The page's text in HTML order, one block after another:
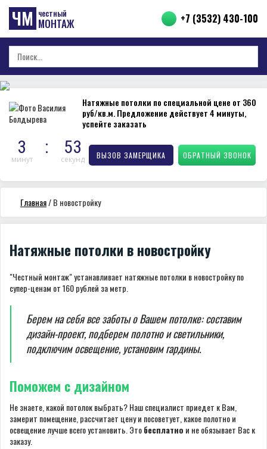
ЧМ честный
МОНТАЖ +7 (3532) 430-100
Натяжные потолки по специальной цене от 360
руб/кв.м.Предложение действует 4 минуты,
успейте заказать
3
минут
: 52
секунд ВЫЗОВ ЗАМЕРЩИКА ОБРАТНЫЙ ЗВОНОК
Главная/В новостройку
Натяжные потолки в новостройку
"Честный монтаж" устанавливает натяжные потолки в новостройку по
супер-ценам от 160 рублей за метр.
Берем на себя все заботы о Вашем потолке: составим
дизайн-проект, подберем полотно и светильники,
подключим освещение, установим гардины.
Поможем с дизайном
Не знаете, какой потолок выбрать? Наш специалист приедет к Вам,
замерит помещение, рассчитает цену и посоветует, какое полотно и
освещение лучше всего установить. Этобесплатно и не обязывает Вас к
заказу.